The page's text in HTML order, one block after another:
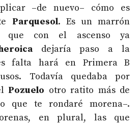
–de nuevo– cómo es
Parquesol. Es un marrón
que con el ascenso ya
dejaría paso a la
falta hará en Primera B
Todavía quedaba por
Pozuelo otro ratito más de
que te rondaré morena–.
en plural, las que